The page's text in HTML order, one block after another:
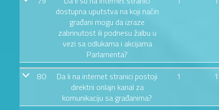
dostupna uputstva na koji način
građani mogu da izraze
zabrinutost ili podnesu žalbu u
vezi sa odlukama i akcijama
Parlamenta?
80
Da li na internet stranici postoji
direktni onlajn kanal za
komunikaciju sa građanima?
1 1